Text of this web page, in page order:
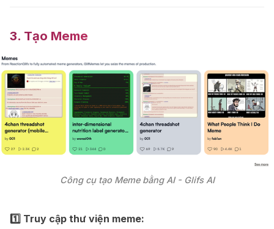
3. Tạo Meme
Công cụ tạo Meme bằng AI - Glifs AI
1️⃣ Truy cập thư viện meme: